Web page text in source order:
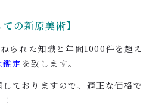
の新原美術】
られた知識と年間1000件を超え
鑑定 を致します。
ておりますので、適正な価格で